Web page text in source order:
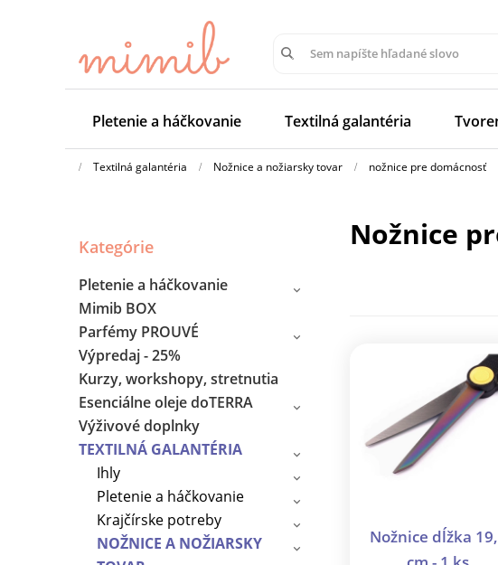
Pletenie a háčkovanie Textilná galantéria
Textilná galantéria Nožnice a nožiarsky tovar nožnice pre domácnosť
Kategórie
Pletenie a háčkovanie
Mimib BOX
Parfémy PROUVÉ
Výpredaj - 25%
Kurzy, workshopy, stretnutia
Esenciálne oleje doTERRA
Výživové doplnky
TEXTILNÁ GALANTÉRIA
Ihly
Pletenie a háčkovanie
Krajčírske potreby
NOŽNICE A NOŽIARSKY
nožnice
Nožnice dĺžka